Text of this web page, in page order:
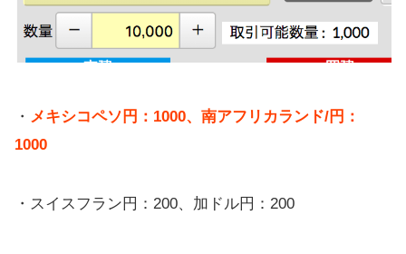
・ メキシコペソ円：1000、南アフリカランド/円：
1000
・スイスフラン円：200、加ドル円：200